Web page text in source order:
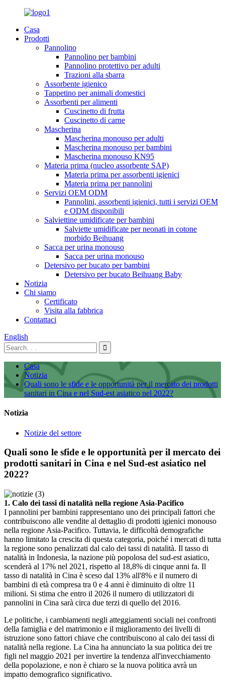
Casa
Prodotti
Pannolino
Pannolino per bambini
Pannolino protettivo per adulti
Trazioni alla sbarra
Assorbente igienico
Tappetino per animali domestici
Assorbenti per alimenti
Cuscinetto di frutta
Cuscinetto di carne
Mascherina
Mascherina monouso per adulti
Mascherina monouso per bambini
Mascherina monouso KN95
Materia prima (nucleo assorbente SAP)
Materia prima per assorbenti igienici
Materia prima per pannolini
Servizi OEM ODM
Pannolini, assorbenti igienici, tutti i servizi OEM
e ODM disponibili
Salviettine umidificate per bambini
Salviette umidificate per neonati in cotone
morbido Beihuang
Sacca per urina monouso
Sacca per urina monouso
Detersivo per bucato per bambini
Detersivo per bucato Beihuang Baby
Notizia
Chi siamo
Certificato
Visita alla fabbrica
Contattaci
English
Casa
Notizia
Quali sono le sfide e le opportunità per il mercato dei prodotti
sanitari in Cina e nel Sud-est asiatico nel 2022?
Notizia
Notizie del settore
Quali sono le sfide e le opportunità per il mercato dei
prodotti sanitari in Cina e nel Sud-est asiatico nel
2022?
1. Calo dei tassi di natalità nella regione Asia-Pacifico
I pannolini per bambini rappresentano uno dei principali fattori che
contribuiscono alle vendite al dettaglio di prodotti igienici monouso
nella regione Asia-Pacifico. Tuttavia, le difficoltà demografiche
hanno limitato la crescita di questa categoria, poiché i mercati di tutta
la regione sono penalizzati dal calo dei tassi di natalità. Il tasso di
natalità in Indonesia, la nazione più popolosa del sud-est asiatico,
scenderà al 17% nel 2021, rispetto al 18,8% di cinque anni fa. Il
tasso di natalità in Cina è sceso dal 13% all'8% e il numero di
bambini di età compresa tra 0 e 4 anni è diminuito di oltre 11
milioni. Si stima che entro il 2026 il numero di utilizzatori di
pannolini in Cina sarà circa due terzi di quello del 2016.
Le politiche, i cambiamenti negli atteggiamenti sociali nei confronti
della famiglia e del matrimonio e il miglioramento dei livelli di
istruzione sono fattori chiave che contribuiscono al calo dei tassi di
natalità nella regione. La Cina ha annunciato la sua politica dei tre
figli nel maggio 2021 per invertire la tendenza all'invecchiamento
della popolazione, e non è chiaro se la nuova politica avrà un
impatto demografico significativo.